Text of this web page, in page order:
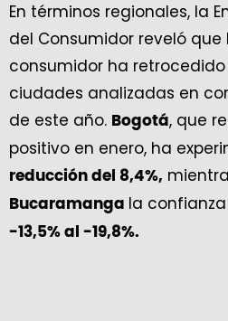
En términos regionales, la
del Consumidor reveló
consumidor ha
ciudades analizadas en
de este año. Bogotá, que
positivo en enero, ha
reducción del 8,4%,
Bucaramanga la
-13,5% al -19,8%.